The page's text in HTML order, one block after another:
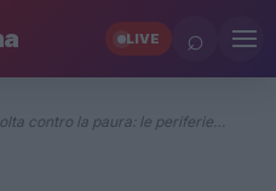
LIVE ⌕
contro la paura: le periferie…